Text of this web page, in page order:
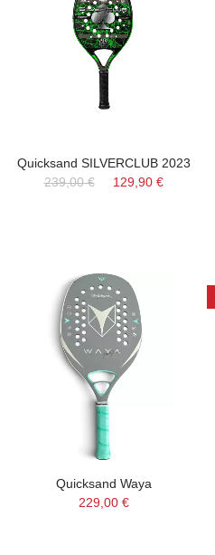
Quicksand SILVERCLUB 2023
239,00 €
129,90 €
Quicksand Waya
229,00 €